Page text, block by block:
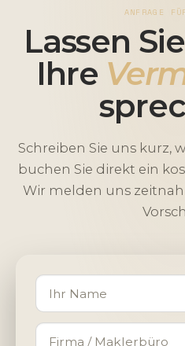
ANFRAGE
Lassen
Ihre
Schreiben Sie uns kurz,
buchen Sie direkt ein
Wir melden uns